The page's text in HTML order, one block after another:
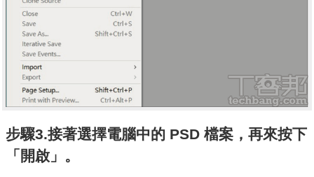
步驟3.接著選擇電腦中的 PSD 檔案，再來按下
「開啟」。